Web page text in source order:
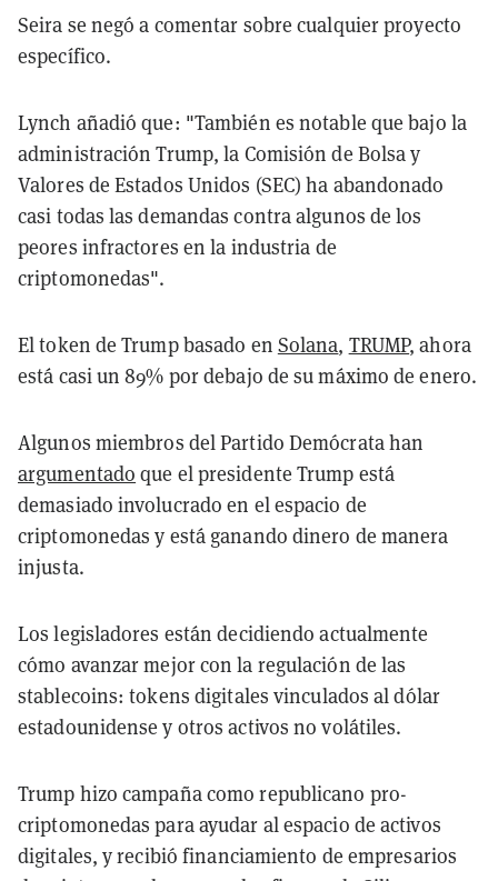
Seira se negó a comentar sobre cualquier proyecto
específico.
Lynch añadió que: "También es notable que bajo la
administración Trump, la Comisión de Bolsa y
Valores de Estados Unidos (SEC) ha abandonado
casi todas las demandas contra algunos de los
peores infractores en la industria de
criptomonedas".
El token de Trump basado en Solana, TRUMP, ahora
está casi un 89% por debajo de su máximo de enero.
Algunos miembros del Partido Demócrata han
argumentado que el presidente Trump está
demasiado involucrado en el espacio de
criptomonedas y está ganando dinero de manera
injusta.
Los legisladores están decidiendo actualmente
cómo avanzar mejor con la regulación de las
stablecoins: tokens digitales vinculados al dólar
estadounidense y otros activos no volátiles.
Trump hizo campaña como republicano pro-
criptomonedas para ayudar al espacio de activos
digitales, y recibió financiamiento de empresarios